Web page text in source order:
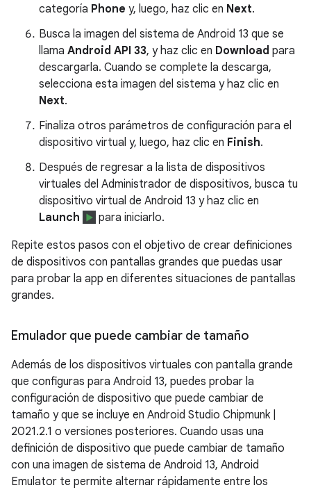
categoría Phone y, luego, haz clic en Next.
Busca la imagen del sistema de Android 13 que se
llama Android API 33, y haz clic en Download para
descargarla. Cuando se complete la descarga,
selecciona esta imagen del sistema y haz clic en
Next.
Finaliza otros parámetros de configuración para el
dispositivo virtual y, luego, haz clic en Finish.
Después de regresar a la lista de dispositivos
virtuales del Administrador de dispositivos, busca tu
dispositivo virtual de Android 13 y haz clic en
Launch
para iniciarlo.
Repite estos pasos con el objetivo de crear definiciones
de dispositivos con pantallas grandes que puedas usar
para probar la app en diferentes situaciones de pantallas
grandes.
Emulador que puede cambiar de tamaño
Además de los dispositivos virtuales con pantalla grande
que configuras para Android 13, puedes probar la
configuración de dispositivo que puede cambiar de
tamaño y que se incluye en Android Studio Chipmunk |
2021.2.1 o versiones posteriores. Cuando usas una
definición de dispositivo que puede cambiar de tamaño
con una imagen de sistema de Android 13, Android
Emulator te permite alternar rápidamente entre los